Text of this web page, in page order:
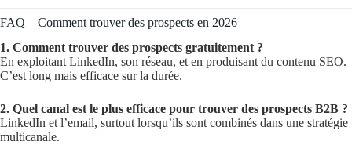
FAQ – Comment trouver des prospects en 2026
1. Comment trouver des prospects gratuitement ?
En exploitant LinkedIn, son réseau, et en produisant du contenu SEO.
C’est long mais efficace sur la durée.
2. Quel canal est le plus efficace pour trouver des prospects B2B ?
LinkedIn et l’email, surtout lorsqu’ils sont combinés dans une stratégie
multicanale.